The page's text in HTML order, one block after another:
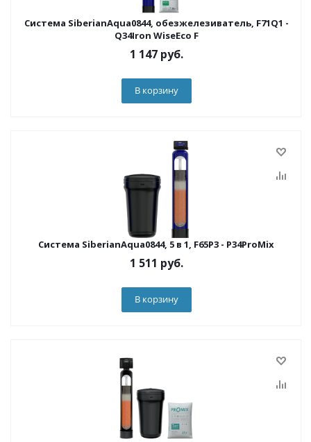
Система SiberianAqua0844, обезжелезиватель, F71Q1 -
Q34Iron WiseEco F
1 147руб.
В корзину
Система SiberianAqua0844, 5 в 1, F65P3 - P34ProMix
1 511 руб.
В корзину